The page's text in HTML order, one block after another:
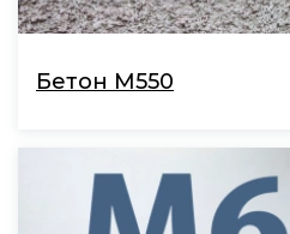
Бетон М550